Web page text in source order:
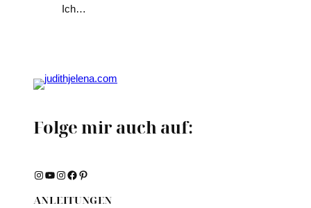
Ich…
Folge mir auch auf:
Instagram YouTube Instagram Facebook Pinterest
ANLEITUNGEN